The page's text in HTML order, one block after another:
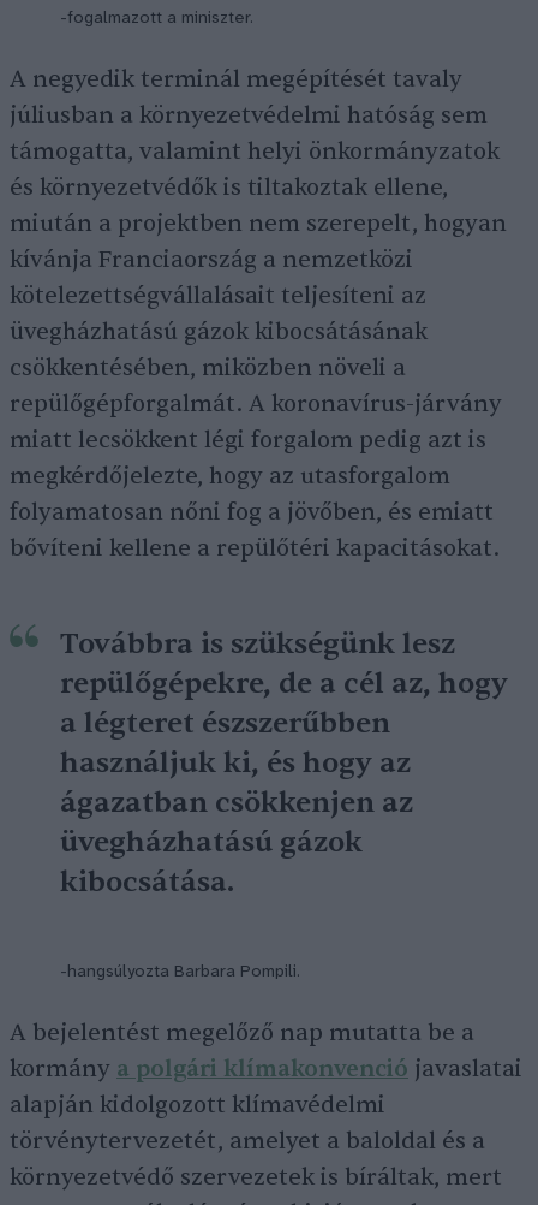
-fogalmazott a miniszter.
A negyedik terminál megépítését tavaly
júliusban a környezetvédelmi hatóság sem
támogatta, valamint helyi önkormányzatok
és környezetvédők is tiltakoztak ellene,
miután a projektben nem szerepelt, hogyan
kívánja Franciaország a nemzetközi
kötelezettségvállalásait teljesíteni az
üvegházhatású gázok kibocsátásának
csökkentésében, miközben növeli a
repülőgépforgalmát. A koronavírus-járvány
miatt lecsökkent légi forgalom pedig azt is
megkérdőjelezte, hogy az utasforgalom
folyamatosan nőni fog a jövőben, és emiatt
bővíteni kellene a repülőtéri kapacitásokat.
Továbbra is szükségünk lesz
repülőgépekre, de a cél az, hogy
a légteret észszerűbben
használjuk ki, és hogy az
ágazatban csökkenjen az
üvegházhatású gázok
kibocsátása.
-hangsúlyozta Barbara Pompili.
A bejelentést megelőző nap mutatta be a
kormány a polgári klímakonvenció javaslatai
alapján kidolgozott klímavédelmi
törvénytervezetét, amelyet a baloldal és a
környezetvédő szervezetek is bíráltak, mert